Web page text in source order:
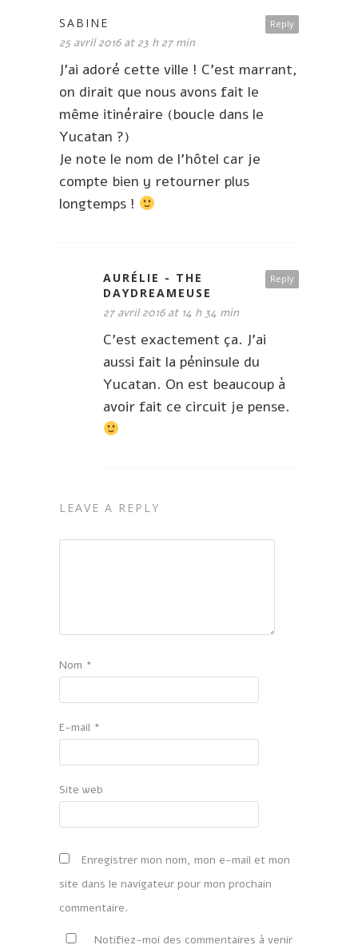
Reply
SABINE
25 avril 2016 at 23 h 27 min
J’ai adoré cette ville ! C’est marrant,
on dirait que nous avons fait le
même itinéraire (boucle dans le
Yucatan ?)
Je note le nom de l’hôtel car je
compte bien y retourner plus
longtemps !
Reply
AURÉLIE - THE
DAYDREAMEUSE
27 avril 2016 at 14 h 34 min
C’est exactement ça. J’ai
aussi fait la péninsule du
Yucatan. On est beaucoup à
avoir fait ce circuit je pense.
LEAVE A REPLY
Nom *
E-mail *
Site web
Enregistrer mon nom, mon e-mail et mon
site dans le navigateur pour mon prochain
commentaire.
Notifiez-moi des commentaires à venir